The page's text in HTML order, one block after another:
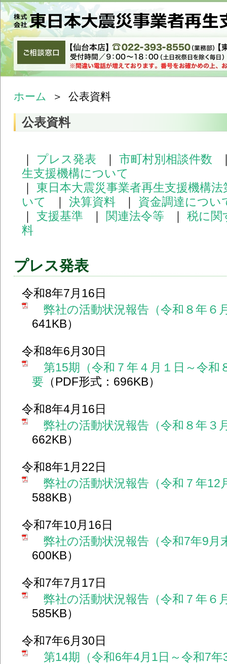
ホーム ＞ 公表資料
公表資料
｜ プレス発表 ｜ 市町村別相談件数
生支援機構について
｜ 東日本大震災事業者再生支援機構
いて
｜ 決算資料 ｜ 資金調達につい
｜ 支援基準 ｜ 関連法令等 ｜ 税に関
料
プレス発表
令和8年7月16日
弊社の活動状況報告（令和８年６
641KB）
令和8年6月30日
第15期（令和７年４月１日～令和
要 （PDF形式：696KB）
令和8年4月16日
弊社の活動状況報告（令和８年３
662KB）
令和8年1月22日
弊社の活動状況報告（令和７年12
588KB）
令和7年10月16日
弊社の活動状況報告（令和7年9月
600KB）
令和7年7月17日
弊社の活動状況報告（令和７年６
585KB）
令和7年6月30日
第14期（令和6年4月1日～令和7